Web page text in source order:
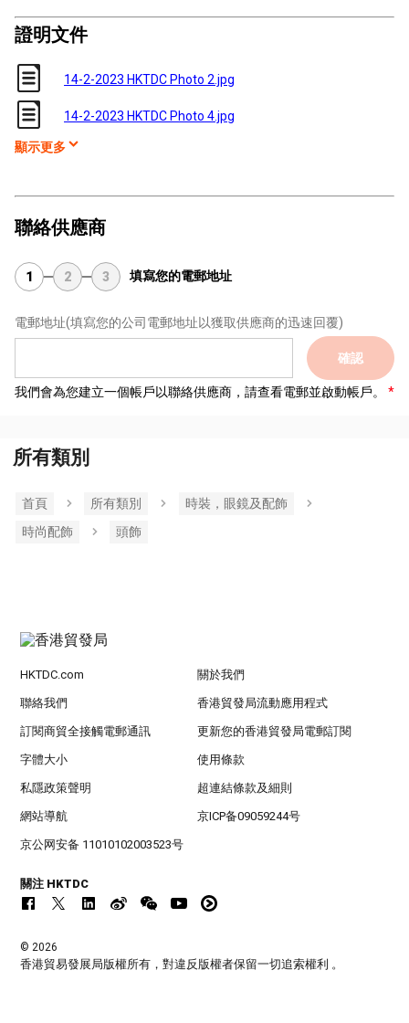
證明文件
14-2-2023 HKTDC Photo 2.jpg
14-2-2023 HKTDC Photo 4.jpg
顯示更多
聯絡供應商
1 2 3 填寫您的電郵地址
電郵地址(填寫您的公司電郵地址以獲取供應商的迅速回覆)
確認
我們會為您建立一個帳戶以聯絡供應商，請查看電郵並啟動帳戶。
所有類別
首頁 所有類別
時裝，眼鏡及配飾
時尚配飾
頭飾
HKTDC.com 關於我們
聯絡我們 香港貿發局流動應用程式
訂閱商貿全接觸電郵通訊 更新您的香港貿發局電郵訂閱
字體大小 使用條款
私隱政策聲明 超連結條款及細則
網站導航 京ICP备09059244号
京公网安备 11010102003523号
關注 HKTDC
© 2026
香港貿易發展局版權所有，對違反版權者保留一切追索權利 。